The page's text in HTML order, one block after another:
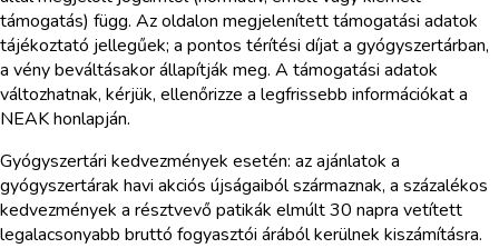
támogatás) függ. Az oldalon megjelenített támogatási adatok
tájékoztató jellegűek; a pontos térítési díjat a gyógyszertárban,
a vény beváltásakor állapítják meg. A támogatási adatok
változhatnak, kérjük, ellenőrizze a legfrissebb információkat a
NEAK honlapján.
Gyógyszertári kedvezmények esetén: az ajánlatok a
gyógyszertárak havi akciós újságaiból származnak, a százalékos
kedvezmények a résztvevő patikák elmúlt 30 napra vetített
legalacsonyabb bruttó fogyasztói árából kerülnek kiszámításra.